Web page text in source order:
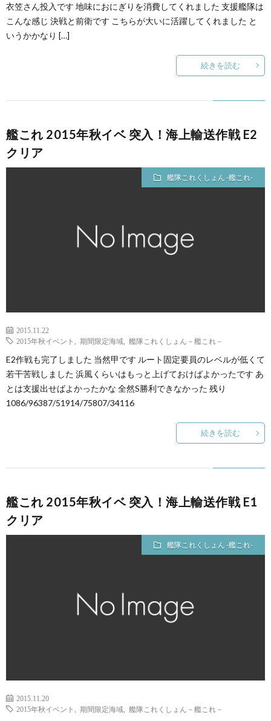
衣笠さん投入です 地味におにぎりを消費してくれました 支援艦隊は
こんな感じ 決戦と前衛です こちらが大いに活躍してくれました と
いうかかなり […]
続きを読む
艦これ 2015年秋イベ 突入！海上輸送作戦 E2
クリア
艦隊これくしょん -艦これ-
2015.11.22
2015年秋イベント
期間限定海域 艦隊これくしょん－艦これ－
E2作戦も完了しました 当然甲です ルート固定要員のレベルが低くて
若干苦戦しました 浜風くらいはもっと上げておけばよかったです あ
とは支援出せばよかったかな 全然S勝利できなかった 残り
1086/96387/51914/75807/34116
続きを読む
艦これ 2015年秋イベ 突入！海上輸送作戦 E1
クリア
艦隊これくしょん -艦これ-
2015.11.20
2015年秋イベント
期間限定海域 艦隊これくしょん－艦これ－